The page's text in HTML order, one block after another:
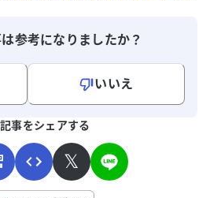
参考になりましたか？
いいえ
事をシェアする
𝕏